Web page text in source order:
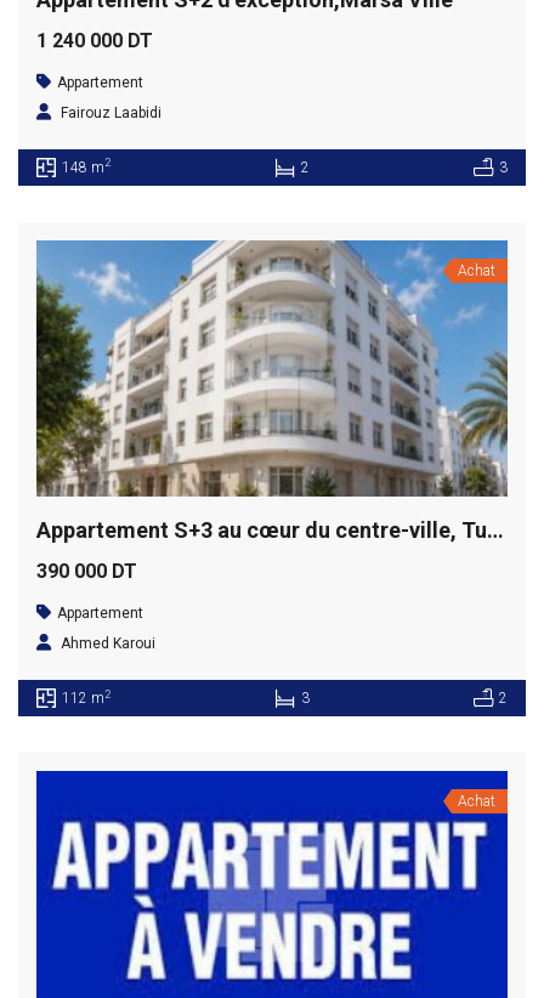
1 240 000 DT
Appartement
Fairouz Laabidi
148 m2 2 3
Achat
Appartement S+3 au cœur du centre-ville, Tunis
390 000 DT
Appartement
Ahmed Karoui
112 m2 3 2
Achat